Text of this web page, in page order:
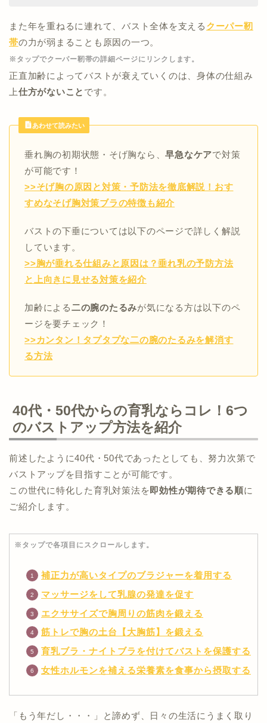
また年を重ねるに連れて、バスト全体を支える クーパー靭
帯の力が弱まることも原因の一つ。
※タップでクーパー靭帯の詳細ページにリンクします。
正直加齢によってバストが衰えていくのは、身体の仕組み
上仕方がないこと です。
あわせて読みたい
垂れ胸の初期状態・そげ胸なら、早急なケアで対策
が可能です！
>>そげ胸の原因と対策・予防法を徹底解説！おす
すめなそげ胸対策ブラの特徴も紹介
バストの下垂については以下のページで詳しく解説
しています。
>>胸が垂れる仕組みと原因は？垂れ乳の予防方法
と上向きに見せる対策を紹介
加齢による二の腕のたるみが気になる方は以下のペ
ージを要チェック！
>>カンタン！タプタプな二の腕のたるみを解消す
る方法
40代・50代からの育乳ならコレ！6つ
のバストアップ方法を紹介
前述したように40代・50代であったとしても、努力次第で
バストアップを目指すことが可能です。
この世代に特化した育乳対策法を即効性が期待できる順に
ご紹介します。
※タップで各項目にスクロールします。
補正力が高いタイプのブラジャーを着用する
マッサージをして乳腺の発達を促す
エクササイズで胸周りの筋肉を鍛える
筋トレで胸の土台【大胸筋】を鍛える
育乳ブラ・ナイトブラを付けてバストを保護する
女性ホルモンを補える栄養素を食事から摂取する
「もう年だし・・・」と諦めず、日々の生活にうまく取り